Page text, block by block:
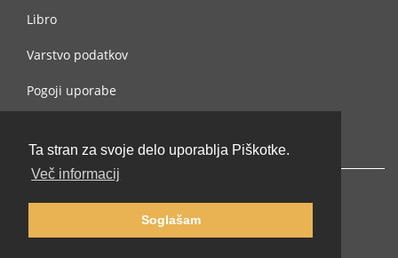
Ta stran za svoje delo uporablja Piškotke.
Več informacij
Soglašam
Libro
Varstvo podatkov
Pogoji uporabe
© 2002-2026 lernu.net |Impressum